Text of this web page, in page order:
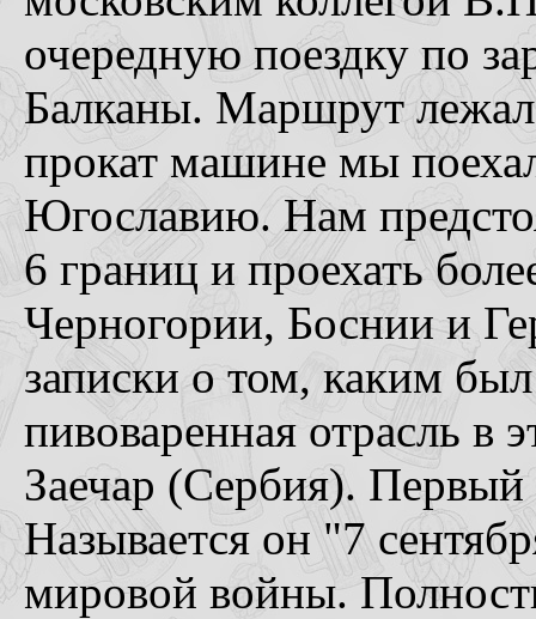
очередную поездку по
Балканы. Маршрут лежал
прокат машине мы
Югославию. Нам
6 границ и проехать
Черногории, Боснии и
записки о том, каким
пивоваренная отрасль в
Заечар (Сербия).
Называется он "7
мировой войны.